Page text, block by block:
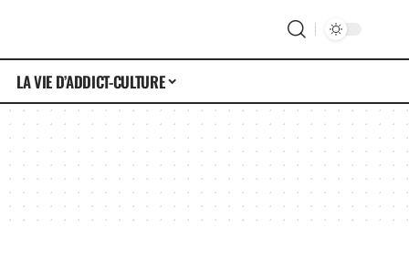
LA VIE D’ADDICT-CULTURE